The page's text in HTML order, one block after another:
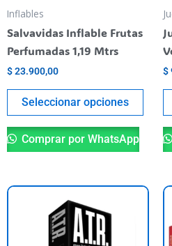
Inflables
Salvavidas Inflable Frutas
Perfumadas 1,19 Mtrs
$23.900,00
Seleccionar opciones
elegir
Comprar por WhatsApp
$